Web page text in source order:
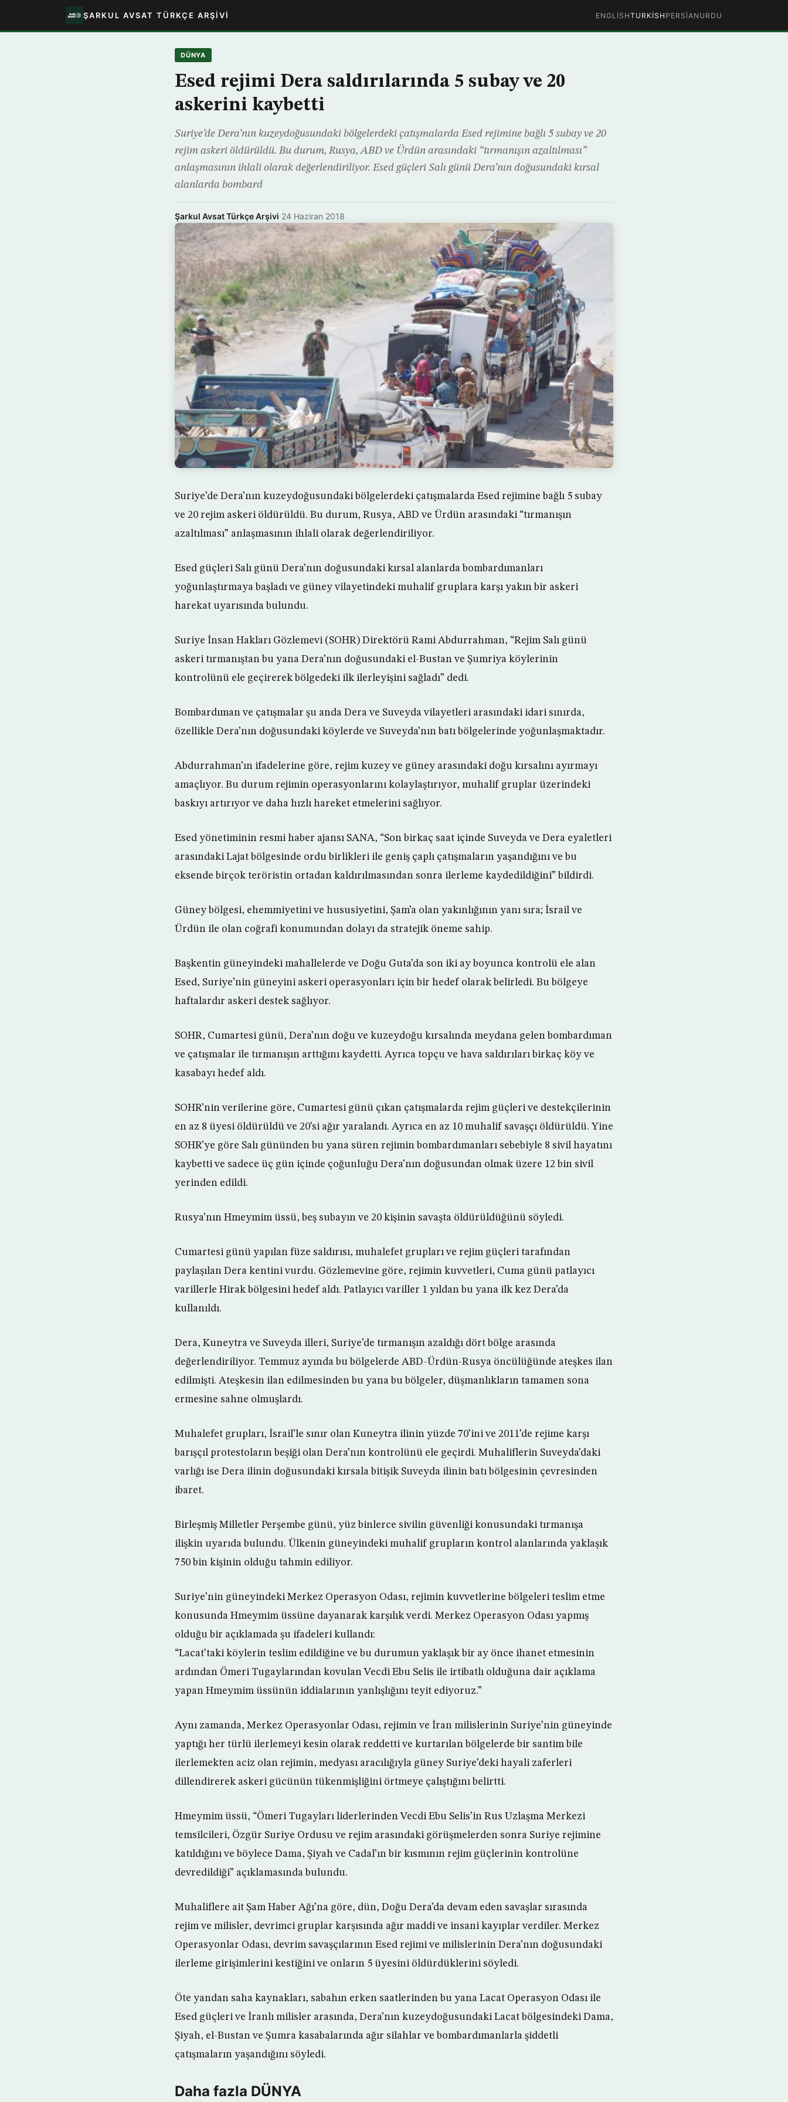
ŞARKUL AVSAT TÜRKÇE ARŞIVI ENGLISHTURKISH PERSIAN URDU
DÜNYA
Esed rejimi Dera saldırılarında 5 subay ve 20
askerini kaybetti
Suriye’de Dera’nın kuzeydoğusundaki bölgelerdeki çatışmalarda Esed rejimine bağlı 5 subay ve 20
rejim askeri öldürüldü. Bu durum, Rusya, ABD ve Ürdün arasındaki “tırmanışın azaltılması”
anlaşmasının ihlali olarak değerlendiriliyor. Esed güçleri Salı günü Dera’nın doğusundaki kırsal
alanlarda bombard
Şarkul Avsat Türkçe Arşivi·24 Haziran 2018
Suriye’de Dera’nın kuzeydoğusundaki bölgelerdeki çatışmalarda Esed rejimine bağlı 5 subay
ve 20 rejim askeri öldürüldü. Bu durum, Rusya, ABD ve Ürdün arasındaki “tırmanışın
azaltılması” anlaşmasının ihlali olarak değerlendiriliyor.
Esed güçleri Salı günü Dera’nın doğusundaki kırsal alanlarda bombardımanları
yoğunlaştırmaya başladı ve güney vilayetindeki muhalif gruplara karşı yakın bir askeri
harekat uyarısında bulundu.
Suriye İnsan Hakları Gözlemevi (SOHR) Direktörü Rami Abdurrahman, “Rejim Salı günü
askeri tırmanıştan bu yana Dera’nın doğusundaki el-Bustan ve Şumriya köylerinin
kontrolünü ele geçirerek bölgedeki ilk ilerleyişini sağladı” dedi.
Bombardıman ve çatışmalar şu anda Dera ve Suveyda vilayetleri arasındaki idari sınırda,
özellikle Dera’nın doğusundaki köylerde ve Suveyda’nın batı bölgelerinde yoğunlaşmaktadır.
Abdurrahman’ın ifadelerine göre, rejim kuzey ve güney arasındaki doğu kırsalını ayırmayı
amaçlıyor. Bu durum rejimin operasyonlarını kolaylaştırıyor, muhalif gruplar üzerindeki
baskıyı artırıyor ve daha hızlı hareket etmelerini sağlıyor.
Esed yönetiminin resmi haber ajansı SANA, “Son birkaç saat içinde Suveyda ve Dera eyaletleri
arasındaki Lajat bölgesinde ordu birlikleri ile geniş çaplı çatışmaların yaşandığını ve bu
eksende birçok teröristin ortadan kaldırılmasından sonra ilerleme kaydedildiğini” bildirdi.
Güney bölgesi, ehemmiyetini ve hususiyetini, Şam’a olan yakınlığının yanı sıra; İsrail ve
Ürdün ile olan coğrafi konumundan dolayı da stratejik öneme sahip.
Başkentin güneyindeki mahallelerde ve Doğu Guta’da son iki ay boyunca kontrolü ele alan
Esed, Suriye’nin güneyini askeri operasyonları için bir hedef olarak belirledi. Bu bölgeye
haftalardır askeri destek sağlıyor.
SOHR, Cumartesi günü, Dera’nın doğu ve kuzeydoğu kırsalında meydana gelen bombardıman
ve çatışmalar ile tırmanışın arttığını kaydetti. Ayrıca topçu ve hava saldırıları birkaç köy ve
kasabayı hedef aldı.
SOHR’nin verilerine göre, Cumartesi günü çıkan çatışmalarda rejim güçleri ve destekçilerinin
en az 8 üyesi öldürüldü ve 20’si ağır yaralandı. Ayrıca en az 10 muhalif savaşçı öldürüldü. Yine
SOHR’ye göre Salı gününden bu yana süren rejimin bombardımanları sebebiyle 8 sivil hayatını
kaybetti ve sadece üç gün içinde çoğunluğu Dera’nın doğusundan olmak üzere 12 bin sivil
yerinden edildi.
Rusya’nın Hmeymim üssü, beş subayın ve 20 kişinin savaşta öldürüldüğünü söyledi.
Cumartesi günü yapılan füze saldırısı, muhalefet grupları ve rejim güçleri tarafından
paylaşılan Dera kentini vurdu. Gözlemevine göre, rejimin kuvvetleri, Cuma günü patlayıcı
varillerle Hirak bölgesini hedef aldı. Patlayıcı variller 1 yıldan bu yana ilk kez Dera’da
kullanıldı.
Dera, Kuneytra ve Suveyda illeri, Suriye’de tırmanışın azaldığı dört bölge arasında
değerlendiriliyor. Temmuz ayında bu bölgelerde ABD-Ürdün-Rusya öncülüğünde ateşkes ilan
edilmişti. Ateşkesin ilan edilmesinden bu yana bu bölgeler, düşmanlıkların tamamen sona
ermesine sahne olmuşlardı.
Muhalefet grupları, İsrail’le sınır olan Kuneytra ilinin yüzde 70’ini ve 2011’de rejime karşı
barışçıl protestoların beşiği olan Dera’nın kontrolünü ele geçirdi. Muhaliflerin Suveyda’daki
varlığı ise Dera ilinin doğusundaki kırsala bitişik Suveyda ilinin batı bölgesinin çevresinden
ibaret.
Birleşmiş Milletler Perşembe günü, yüz binlerce sivilin güvenliği konusundaki tırmanışa
ilişkin uyarıda bulundu. Ülkenin güneyindeki muhalif grupların kontrol alanlarında yaklaşık
750 bin kişinin olduğu tahmin ediliyor.
Suriye’nin güneyindeki Merkez Operasyon Odası, rejimin kuvvetlerine bölgeleri teslim etme
konusunda Hmeymim üssüne dayanarak karşılık verdi. Merkez Operasyon Odası yapmış
olduğu bir açıklamada şu ifadeleri kullandı:
“Lacat’taki köylerin teslim edildiğine ve bu durumun yaklaşık bir ay önce ihanet etmesinin
ardından Ömeri Tugaylarından kovulan Vecdi Ebu Selis ile irtibatlı olduğuna dair açıklama
yapan Hmeymim üssünün iddialarının yanlışlığını teyit ediyoruz.”
Aynı zamanda, Merkez Operasyonlar Odası, rejimin ve İran milislerinin Suriye’nin güneyinde
yaptığı her türlü ilerlemeyi kesin olarak reddetti ve kurtarılan bölgelerde bir santim bile
ilerlemekten aciz olan rejimin, medyası aracılığıyla güney Suriye’deki hayali zaferleri
dillendirerek askeri gücünün tükenmişliğini örtmeye çalıştığını belirtti.
Hmeymim üssü, “Ömeri Tugayları liderlerinden Vecdi Ebu Selis’in Rus Uzlaşma Merkezi
temsilcileri, Özgür Suriye Ordusu ve rejim arasındaki görüşmelerden sonra Suriye rejimine
katıldığını ve böylece Dama, Şiyah ve Cadal’ın bir kısmının rejim güçlerinin kontrolüne
devredildiği” açıklamasında bulundu.
Muhaliflere ait Şam Haber Ağı’na göre, dün, Doğu Dera’da devam eden savaşlar sırasında
rejim ve milisler, devrimci gruplar karşısında ağır maddi ve insani kayıplar verdiler. Merkez
Operasyonlar Odası, devrim savaşçılarının Esed rejimi ve milislerinin Dera’nın doğusundaki
ilerleme girişimlerini kestiğini ve onların 5 üyesini öldürdüklerini söyledi.
Öte yandan saha kaynakları, sabahın erken saatlerinden bu yana Lacat Operasyon Odası ile
Esed güçleri ve İranlı milisler arasında, Dera’nın kuzeydoğusundaki Lacat bölgesindeki Dama,
Şiyah, el-Bustan ve Şumra kasabalarında ağır silahlar ve bombardımanlarla şiddetli
çatışmaların yaşandığını söyledi.
Daha fazla DÜNYA